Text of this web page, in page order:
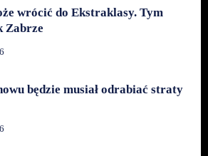
wrócić do Ekstraklasy. Tym
Zabrze
będzie musiał odrabiać straty